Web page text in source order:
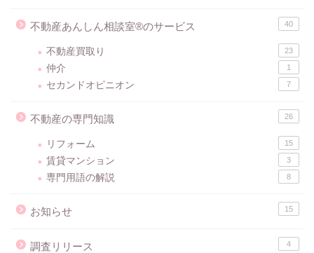
不動産あんしん相談室®のサービス 40
不動産買取り 23
仲介 1
セカンドオピニオン 7
不動産の専門知識 26
リフォーム 15
賃貸マンション 3
専門用語の解説 8
お知らせ 15
調査リリース 4